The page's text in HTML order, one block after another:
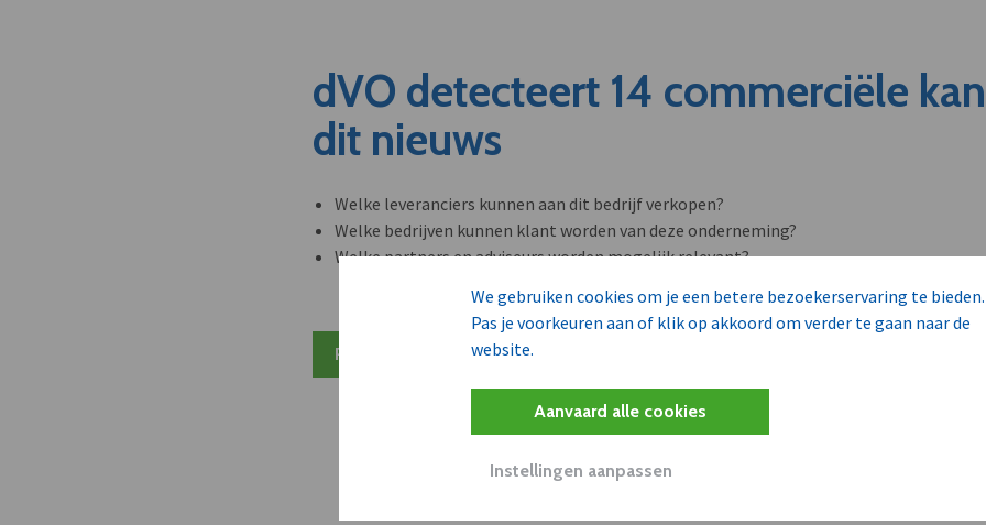
We gebruiken cookies om je een betere bezoekerservaring te bieden.
Pas je voorkeuren aan of klik op akkoord om verder te gaan naar de
website.
Aanvaard alle cookies
Instellingen aanpassen
dVO detecteert 14 commerciële
dit nieuws
Welke leveranciers kunnen aan dit bedrijf verkopen?
Welke bedrijven kunnen klant worden van deze onderneming?
Welke partners en adviseurs worden mogelijk relevant?
Plan 20 min inzicht